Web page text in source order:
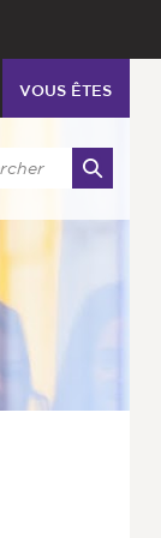
VOUS ÊTES